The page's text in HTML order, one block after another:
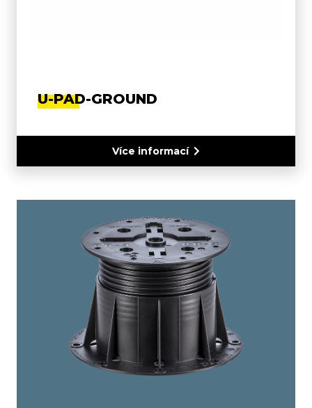
U-PAD-GROUND
Více informací